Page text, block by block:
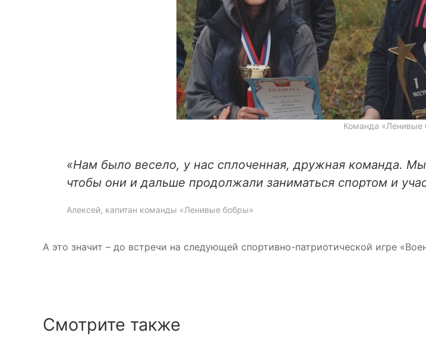
Команда «Ленивые
«Нам было весело, у нас сплоченная, дружная команда.
чтобы они и дальше продолжали заниматься спортом и
Алексей, капитан команды «Ленивые бобры»
А это значит – до встречи на следующей спортивно-патриотической игре
Смотрите также